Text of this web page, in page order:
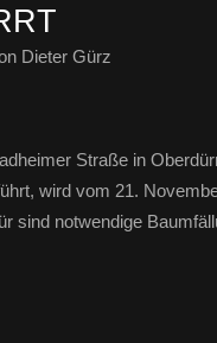
Dieter Gürz
Straße in
wird vom 21.
sind notwendige